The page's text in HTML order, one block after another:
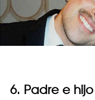
6. Padre e hijo